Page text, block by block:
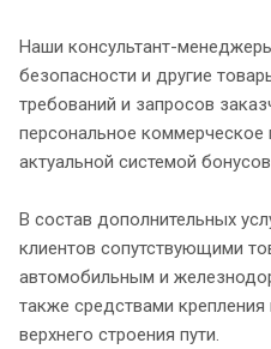
Наши консультант-
безопасности и другие
требований и запросов
персональное
актуальной системой
В состав дополнительных
клиентов сопутствующими
автомобильным и
также средствами
верхнего строения пути.